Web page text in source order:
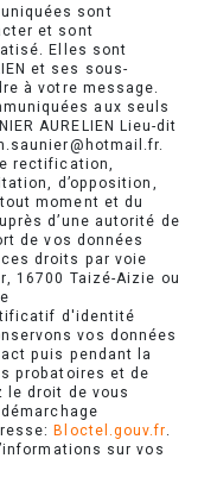
sont
et sont
Elles sont
et ses sous-
à votre message.
aux seuls
AURELIEN Lieu-dit
rectification,
d’opposition,
moment et du
d’une autorité de
de vos données
droits par voie
16700 Taizé-Aizie ou
d'identité
vos données
puis pendant la
probatoires et de
le droit de vous
Bloctel.gouv.fr.
sur vos